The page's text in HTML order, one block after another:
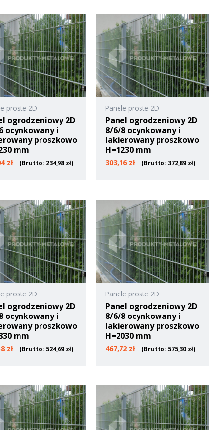
proste 2D
ogrodzeniowy 2D
ocynkowany i
proszkowo
mm
zł (Brutto: 234,98 zł)
Panele proste 2D
Panel ogrodzeniowy 2D
8/6/8 ocynkowany i
lakierowany proszkowo
H=1230 mm
303,16 zł (Brutto: 372,89 zł)
proste 2D
ogrodzeniowy 2D
ocynkowany i
proszkowo
mm
zł (Brutto: 524,69 zł)
Panele proste 2D
Panel ogrodzeniowy 2D
8/6/8 ocynkowany i
lakierowany proszkowo
H=2030 mm
467,72 zł (Brutto: 575,30 zł)